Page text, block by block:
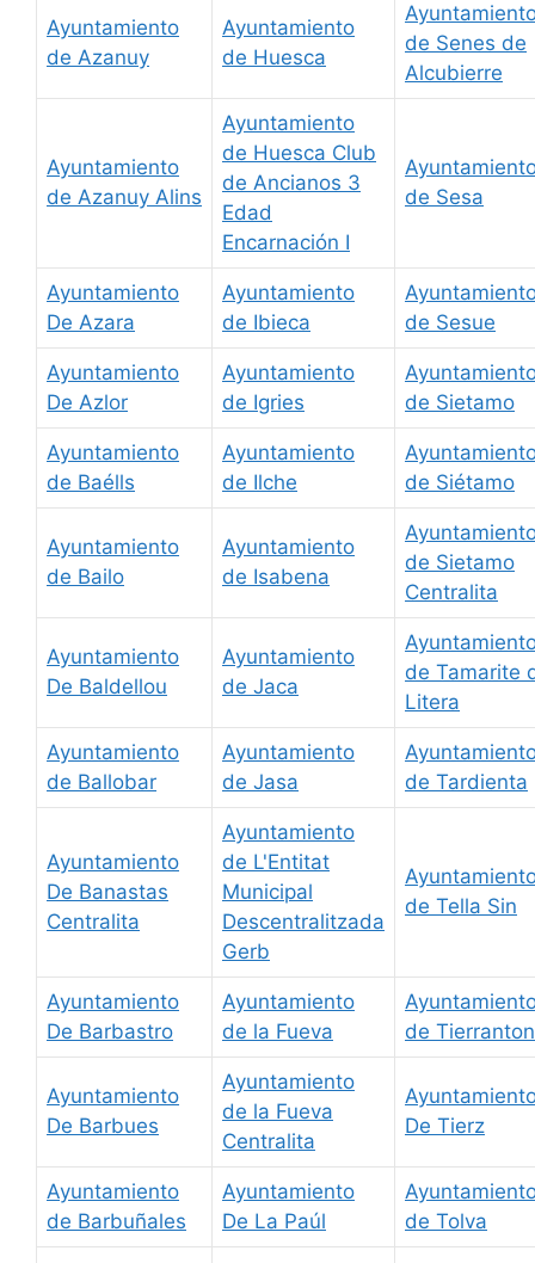
Ayuntamiento
de Azanuy
Ayuntamiento
de Huesca
de Senes de
Alcubierre
Ayuntamiento
de Azanuy Alins
Ayuntamiento
de Huesca Club
de Ancianos 3
Edad
Encarnación I
de Sesa
Ayuntamiento
De Azara
Ayuntamiento
de Ibieca
de Sesue
Ayuntamiento
De Azlor
Ayuntamiento
de Igries
de Sietamo
Ayuntamiento
de Baélls
Ayuntamiento
de Ilche
de Siétamo
Ayuntamiento
de Bailo
Ayuntamiento
de Isabena
de Sietamo
Centralita
Ayuntamiento
De Baldellou
Ayuntamiento
de Jaca
de Tamarite
Litera
Ayuntamiento
de Ballobar
Ayuntamiento
de Jasa
de Tardienta
Ayuntamiento
De Banastas
Centralita
Ayuntamiento
de L'Entitat
Municipal
Descentralitzada
Gerb
de Tella Sin
Ayuntamiento
De Barbastro
Ayuntamiento
de la Fueva
de
Ayuntamiento
De Barbues
Ayuntamiento
de la Fueva
Centralita
De Tierz
Ayuntamiento
de Barbuñales
Ayuntamiento
De La Paúl
de Tolva